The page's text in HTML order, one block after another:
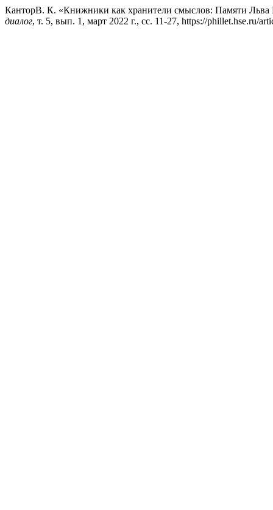
КанторВ. К. «Книжники как хранители смыслов: Памяти
диалог, т. 5, вып. 1, март 2022 г., сс. 11-27, https://phillet.hse.ru/